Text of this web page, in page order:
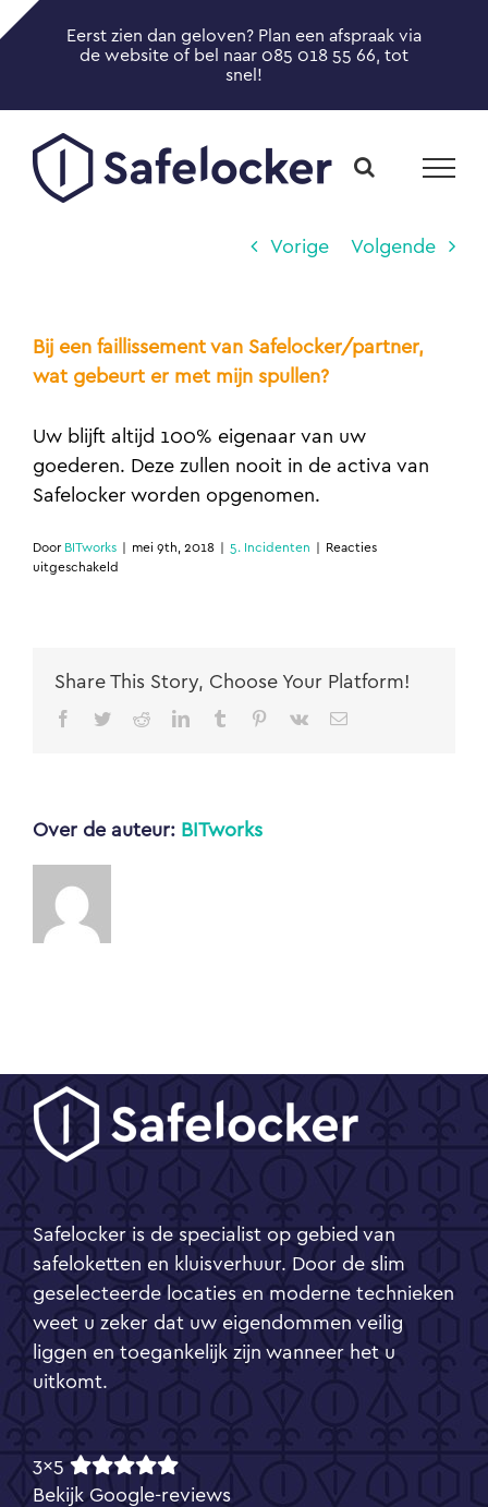
Ga
naar
Eerst zien dan geloven? Plan een afspraak via
de website of bel naar 085 018 55 66, tot
snel!
Vorige Volgende
Bij een faillissement van Safelocker/partner,
wat gebeurt er met mijn spullen?
Uw blijft altijd 100% eigenaar van uw
goederen. Deze zullen nooit in de activa van
Safelocker worden opgenomen.
Door BITworks | mei 9th, 2018 | 5. Incidenten | Reacties
uitgeschakeld
wat
Share This Story, Choose Your Platform!
Facebook
TwitterRedditLinkedInTumblr Pinterest
Vk
E-
Over de auteur: BITworks
Safelocker is de specialist op gebied van
safeloketten en kluisverhuur. Door de slim
geselecteerde locaties en moderne technieken
weet u zeker dat uw eigendommen veilig
liggen en toegankelijk zijn wanneer het u
uitkomt.
3x5
Bekijk Google-reviews
Bar
Area